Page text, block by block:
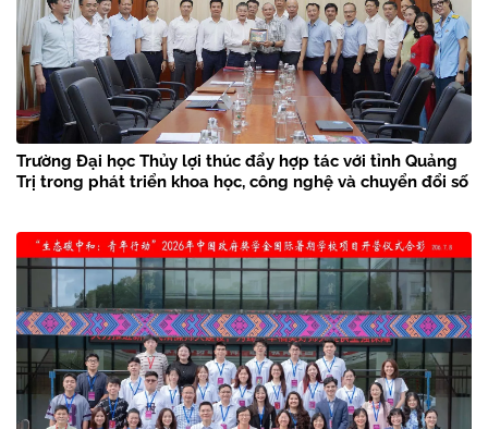
Trường Đại học Thủy lợi thúc đẩy hợp tác với tỉnh Quảng
Trị trong phát triển khoa học, công nghệ và chuyển đổi số